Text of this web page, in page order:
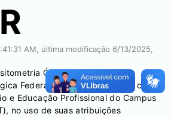
AM , última modificação 6/13/2025,
Óssea (LABDEN) da
Federal do Paraná (UTFPR), com a
e Educação Profissional do Campus
no uso de suas atribuições